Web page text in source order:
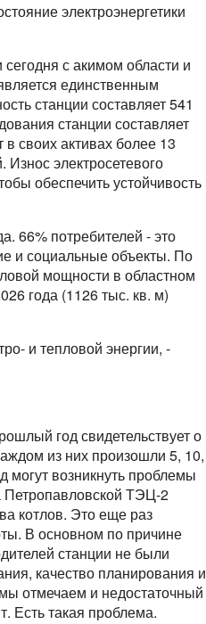
электроэнергетики
с акимом области и
единственным
станции составляет 541
станции составляет
своих активах более 13
электросетевого
обеспечить устойчивость
66% потребителей - это
и социальные объекты. По
мощности в областном
года (1126 тыс. кв. м)
и тепловой энергии, -
год свидетельствует о
из них произошли 5, 10,
могут возникнуть проблемы
Петропавловской ТЭЦ-2
котлов. Это еще раз
В основном по причине
станции не были
качество планирования и
отмечаем и недостаточный
Есть такая проблема.